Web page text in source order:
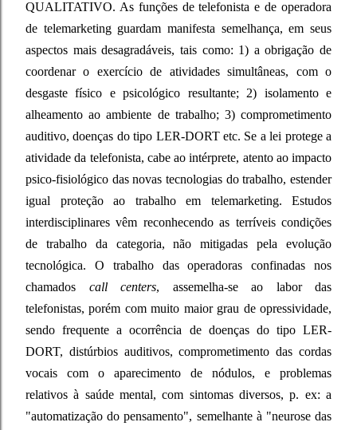
QUALITATIVO. As funções de telefonista e de operadora
de telemarketing guardam manifesta semelhança, em seus
aspectos mais desagradáveis, tais como: 1) a obrigação de
coordenar o exercício de atividades simultâneas, com o
desgaste físico e psicológico resultante; 2) isolamento e
alheamento ao ambiente de trabalho; 3) comprometimento
auditivo, doenças do tipo LER-DORT etc. Se a lei protege a
atividade da telefonista, cabe ao intérprete, atento ao impacto
psico-fisiológico das novas tecnologias do trabalho, estender
igual proteção ao trabalho em telemarketing. Estudos
interdisciplinares vêm reconhecendo as terríveis condições
de trabalho da categoria, não mitigadas pela evolução
tecnológica. O trabalho das operadoras confinadas nos
chamados call centers, assemelha-se ao labor das
telefonistas, porém com muito maior grau de opressividade,
sendo frequente a ocorrência de doenças do tipo LER-
DORT, distúrbios auditivos, comprometimento das cordas
vocais com o aparecimento de nódulos, e problemas
relativos à saúde mental, com sintomas diversos, p. ex: a
"automatização do pensamento", semelhante à "neurose das